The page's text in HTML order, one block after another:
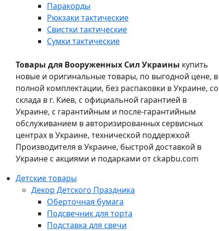
Паракорды
Рюкзаки тактические
Свистки тактические
Сумки тактические
Товары для Вооруженных Сил Украины купить
новые и оригинальные товары, по выгодной цене, в
полной комплектации, без распаковки в Украине, со
склада в г. Киев, с официальной гарантией в
Украине, с гарантийным и после-гарантийным
обслуживанием в авторизированных сервисных
центрах в Украине, технической поддержкой
Производителя в Украине, быстрой доставкой в
Украине с акциями и подарками от ckapbu.com
Детские товары
Декор Детского Праздника
Оберточная бумага
Подсвечник для торта
Подставка для свечи